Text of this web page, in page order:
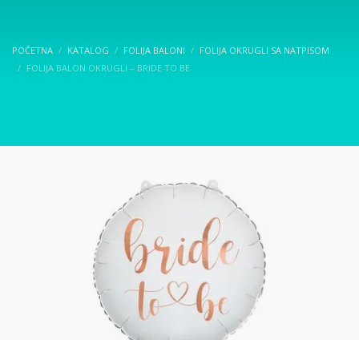
POČETNA KATALOG FOLIJA BALONI
FOLIJA OKRUGLI SA NATPISOM
FOLIJA BALON OKRUGLI – BRIDE TO BE